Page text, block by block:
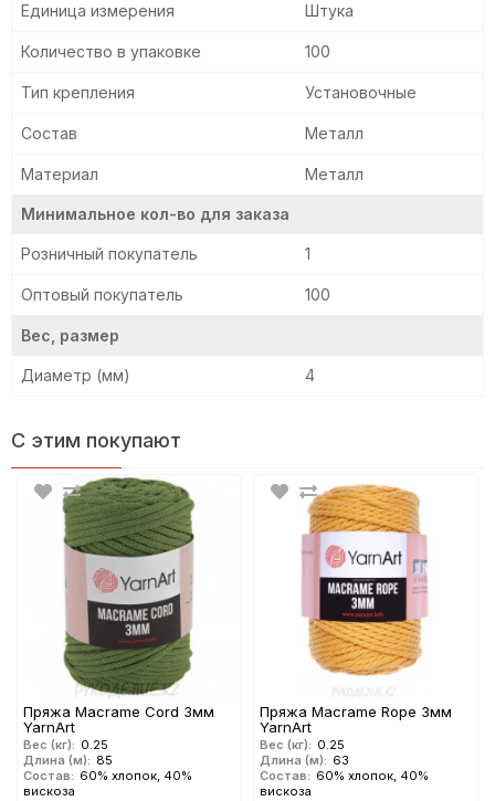
Единица измерения Штука
Количество в упаковке 100
Тип крепления Установочные
Состав Металл
Материал Металл
Минимальное кол-во для заказа
Розничный покупатель 1
Оптовый покупатель 100
Вес, размер
Диаметр (мм) 4
С этим покупают
Пряжа Macrame Сord 3мм
YarnArt
Вес (кг): 0.25
Длина (м): 85
Состав: 60% хлопок, 40%
вискоза
Пряжа Macrame Rope 3мм
YarnArt
Вес (кг): 0.25
Длина (м): 63
Состав: 60% хлопок, 40%
вискоза